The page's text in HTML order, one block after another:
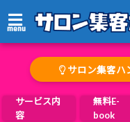
menu
サロン集客ハ
サービス内
容
無料E-
book